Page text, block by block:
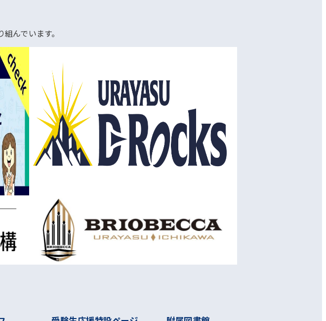
んでいます。